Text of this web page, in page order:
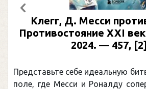
Клегг, Д. Месси
Противостояние XXI
2024. — 457,
Представьте себе идеальную
поле, где Месси и Роналду
Предыдущий